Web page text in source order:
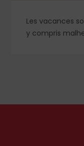
Les vacances
y compris
Jésus, celui